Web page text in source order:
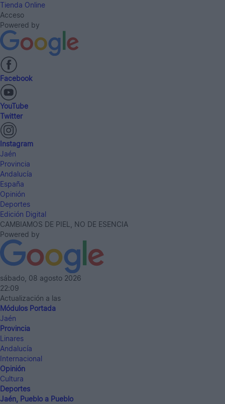
Tienda Online
Acceso
Powered by
Facebook
YouTube
Twitter
Instagram
Jaén
Provincia
Andalucía
España
Opinión
Deportes
Edición Digital
CAMBIAMOS DE PIEL, NO DE ESENCIA
Powered by
sábado, 08 agosto 2026
22:09
Actualización a las
Módulos Portada
Jaén
Provincia
Linares
Andalucía
Internacional
Opinión
Cultura
Deportes
Jaén, Pueblo a Pueblo